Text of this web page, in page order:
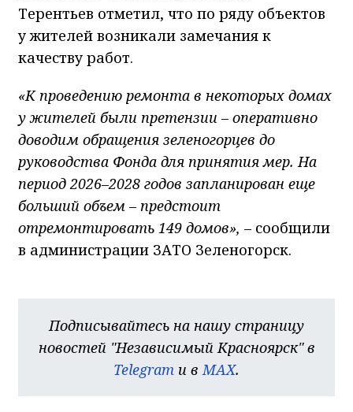
Терентьев отметил, что по ряду объектов
у жителей возникали замечания к
качеству работ.
«К проведению ремонта в некоторых домах
у жителей были претензии – оперативно
доводим обращения зеленогорцев до
руководства Фонда для принятия мер. На
период 2026–2028 годов запланирован еще
больший объем – предстоит
отремонтировать 149 домов», – сообщили
в администрации ЗАТО Зеленогорск.
Подписывайтесь на нашу страницу
новостей "Независимый Красноярск" в
Telegram и вMAX.